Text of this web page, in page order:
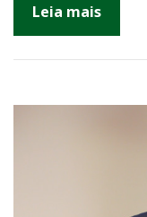
Leia mais